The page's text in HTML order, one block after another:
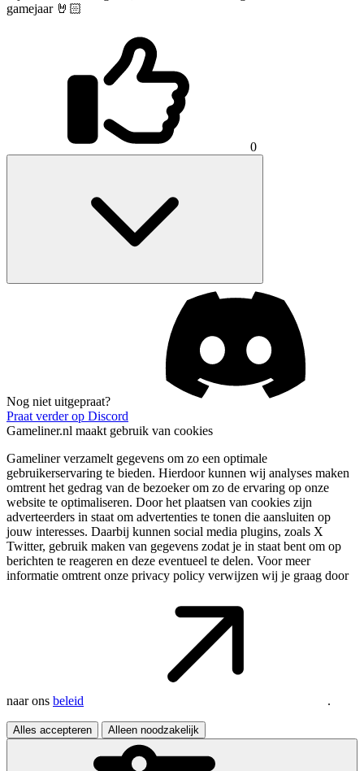
gamejaar 🤘🏻
0
Nog niet uitgepraat?
Praat verder op Discord
Gameliner.nl maakt gebruik van cookies
Gameliner verzamelt gegevens om zo een optimale
gebruikerservaring te bieden. Hierdoor kunnen wij analyses maken
omtrent het gedrag van de bezoeker om zo de ervaring op onze
website te optimaliseren. Door het plaatsen van cookies zijn
adverteerders in staat om advertenties te tonen die aansluiten op
jouw interesses. Daarbij kunnen social media plugins, zoals X
Twitter, gebruik maken van gegevens zodat je in staat bent om op
berichten te reageren en deze eventueel te delen. Voor meer
informatie omtrent onze privacy policy verwijzen wij je graag door
naar ons beleid .
Alles accepteren Alleen noodzakelijk